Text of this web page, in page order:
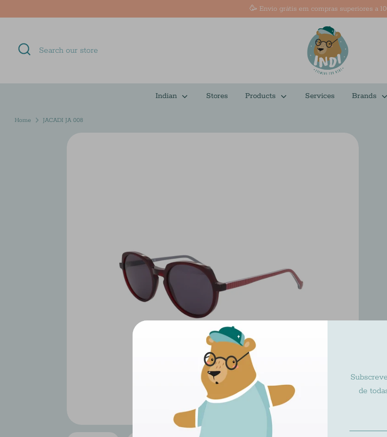
to
🥳 Envio grátis em compras superiores a
Search
Search
Indian Stores Products Services Brands
Home JACADI JA 008
de